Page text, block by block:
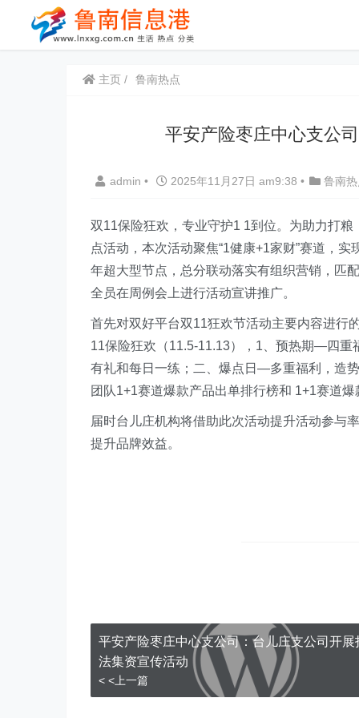
主页 鲁南热点
平安产险枣庄中心支公
admin • 2025年11月27日 am9:38 • 鲁南
双11保险狂欢，专业守护1 1到位。为助力打
点活动，本次活动聚焦“1健康+1家财”赛道，
年超大型节点，总分联动落实有组织营销，匹
全员在周例会上进行活动宣讲推广。
首先对双好平台双11狂欢节活动主要内容进
11保险狂欢（11.5-11.13），1、预热期—四重
有礼和每日一练；二、爆点日—多重福利，造
团队1+1赛道爆款产品出单排行榜和 1+1赛道
届时台儿庄机构将借助此次活动提升活动参与
提升品牌效益。
平安产险枣庄中心支公司：台儿庄支公司开展
法集资宣传活动
< <上一篇